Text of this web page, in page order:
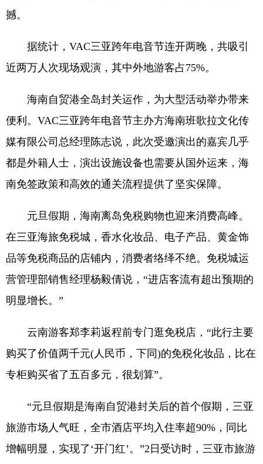
撼。
据统计，VAC三亚跨年电音节连开两晚，共吸引
近两万人次现场观演，其中外地游客占75%。
海南自贸港全岛封关运作，为大型活动举办带来
便利。VAC三亚跨年电音节主办方海南班歌拉文化传
媒有限公司总经理陈志说，此次受邀演出的嘉宾几乎
都是外籍人士，演出设施设备也需要从国外运来，海
南免签政策和高效的通关流程提供了坚实保障。
元旦假期，海南离岛免税购物也迎来消费高峰。
在三亚海旅免税城，香水化妆品、电子产品、黄金饰
品等免税商品的店铺内，消费者络绎不绝。免税城运
营管理部销售经理杨毅倩说，“进店客流有超出预期的
明显增长。”
云南游客郑李莉返程前专门逛免税店，“此行主要
购买了价值两千元(人民币，下同)的免税化妆品，比在
专柜购买省了五百多元，很划算”。
“元旦假期是海南自贸港封关后的首个假期，三亚
旅游市场人气旺，全市酒店平均入住率超90%，同比
增幅明显，实现了‘开门红’。”2日受访时，三亚市旅游